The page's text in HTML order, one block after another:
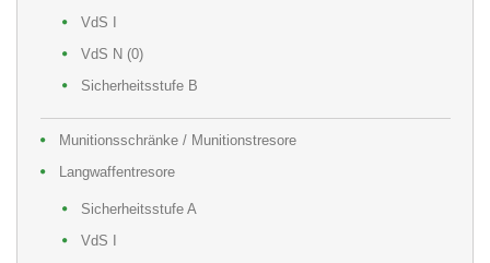
VdS I
VdS N (0)
Sicherheitsstufe B
Munitionsschränke / Munitionstresore
Langwaffentresore
Sicherheitsstufe A
VdS I